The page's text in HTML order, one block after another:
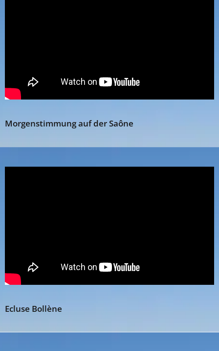
Morgenstimmung auf der Saône
Ecluse Bollène